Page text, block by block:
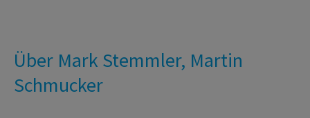
Über Mark Stemmler, Martin
Schmucker